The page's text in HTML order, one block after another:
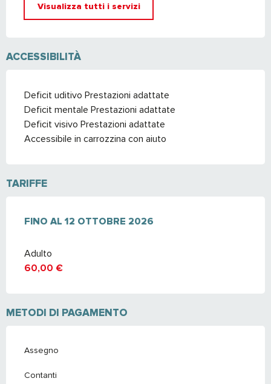
Visualizza tutti i servizi
ACCESSIBILITÀ
Deficit uditivo Prestazioni adattate
Deficit mentale Prestazioni adattate
Deficit visivo Prestazioni adattate
Accessibile in carrozzina con aiuto
TARIFFE
DAL15 MARZO 2025AL12 OTTOBRE 2026
FINO AL 12 OTTOBRE 2026
Adulto
60,00 €
METODI DI PAGAMENTO
Assegno
Contanti